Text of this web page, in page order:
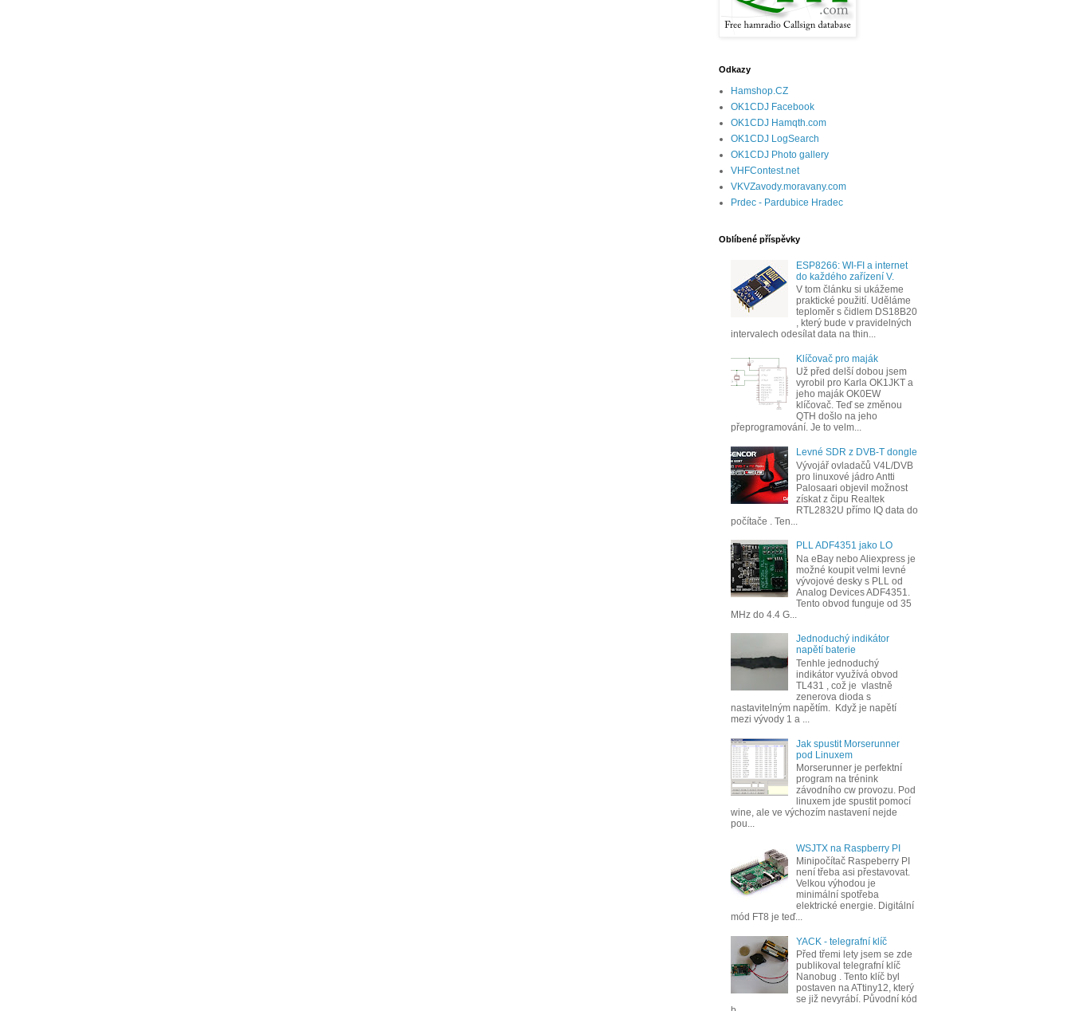
Odkazy
Hamshop.CZ
OK1CDJ Facebook
OK1CDJ Hamqth.com
OK1CDJ LogSearch
OK1CDJ Photo gallery
VHFContest.net
VKVZavody.moravany.com
Prdec - Pardubice Hradec
Oblíbené příspěvky
ESP8266: WI-FI a internet
do každého zařízení V.
V tom článku si ukážeme
praktické použití. Uděláme
teploměr s čidlem DS18B20
, který bude v pravidelných
intervalech odesílat data na thin...
Klíčovač pro maják
Už před delší dobou jsem
vyrobil pro Karla OK1JKT a
jeho maják OK0EW
klíčovač. Teď se změnou
QTH došlo na jeho
přeprogramování. Je to velm...
Levné SDR z DVB-T dongle
Vývojář ovladačů V4L/DVB
pro linuxové jádro Antti
Palosaari objevil možnost
získat z čipu Realtek
RTL2832U přímo IQ data do
počítače . Ten...
PLL ADF4351 jako LO
Na eBay nebo Aliexpress je
možné koupit velmi levné
vývojové desky s PLL od
Analog Devices ADF4351.
Tento obvod funguje od 35
MHz do 4.4 G...
Jednoduchý indikátor
napětí baterie
Tenhle jednoduchý
indikátor využívá obvod
TL431 , což je vlastně
zenerova dioda s
nastavitelným napětím. Když je napětí
mezi vývody 1 a ...
Jak spustit Morserunner
pod Linuxem
Morserunner je perfektní
program na trénink
závodního cw provozu. Pod
linuxem jde spustit pomocí
wine, ale ve výchozím nastavení nejde
pou...
WSJTX na Raspberry PI
Minipočítač Raspeberry PI
není třeba asi přestavovat.
Velkou výhodou je
minimální spotřeba
elektrické energie. Digitální
mód FT8 je teď...
YACK - telegrafní klíč
Před třemi lety jsem se zde
publikoval telegrafní klíč
Nanobug . Tento klíč byl
postaven na ATtiny12, který
se již nevyrábí. Původní kód